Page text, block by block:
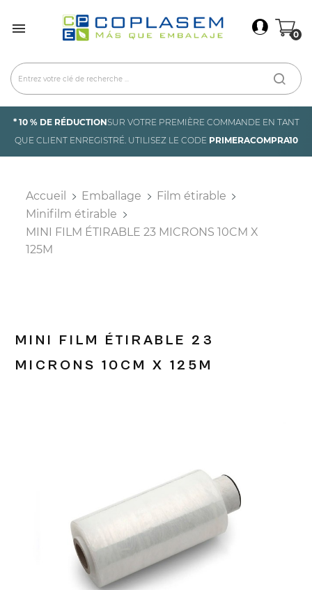
 0
* 10 % DE RÉDUCTIONSUR VOTRE PREMIÈRE COMMANDE EN TANT
QUE CLIENT ENREGISTRÉ. UTILISEZ LE CODE PRIMERACOMPRA10
Accueil Emballage
Film étirable
Minifilm étirable
MINI FILM ÉTIRABLE 23 MICRONS 10CM X
125M
MINI FILM ÉTIRABLE 23
MICRONS 10CM X 125M
Connexion ×
Annuler Connexion